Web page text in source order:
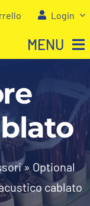
Login
MENU
»Optional
cablato